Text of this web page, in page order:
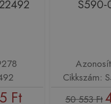
Ft
S590-
Cikkszám:
50 553 Ft